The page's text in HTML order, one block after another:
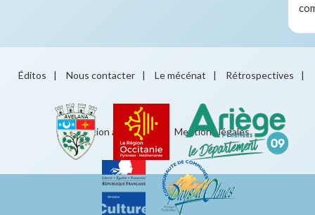
Éditos | Nous contacter | Le mécénat | Rétrospectives |
Éducation artistique Mentions légales